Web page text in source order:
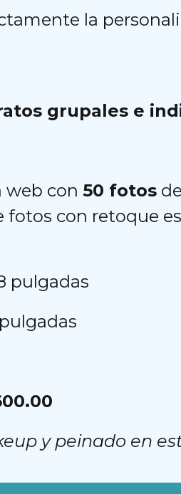
la
grupales e
web con 50 fotos
fotos con retoque
pulgadas
y peinado en